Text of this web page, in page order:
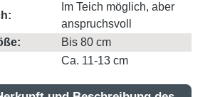
Im Teich möglich, aber
anspruchsvoll
Bis 80 cm
Ca. 11-13 cm